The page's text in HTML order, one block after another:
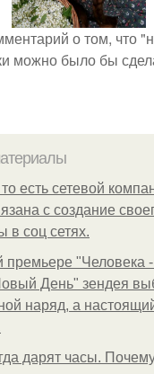
о том, что
можно было бы
есть сетевой
с создание
в соц сетях.
премьере "Человека
День" зендея
наряд, а
дарят часы.